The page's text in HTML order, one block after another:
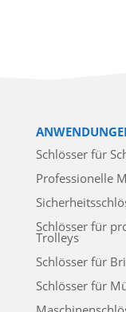
Schlösser für
Professionelle
Schlösser für
Trolleys
Schlösser für
Schlösser für